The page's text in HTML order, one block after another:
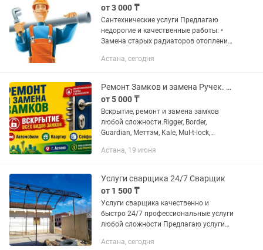
от 3 000 ₸
Сантехнические услуги Предлагаю
недорогие и качественные работы: •
Замена старых радиаторов отопления
полипропилен • Установка/замена
стиральной...
Астана, сегодня
Ремонт Замков и замена Ручек. Установка замков, Вскрытие замков дверей
от 5 000 ₸
Вскрытие, ремонт и замена замков
любой сложности.Rigger, Border,
Guardian, Меттэм, Kale, Mul-t-lock,
или заменить замок, сердцевину,
Астана, 19 июня
Услуги сварщика 24/7 Сварщик
от 1 500 ₸
Услуги сварщика качественно и
быстро 24/7 профессиональные услуги
любой сложности Предлагаю услуги
опытом работы. Выполняю сварочные
Астана, сегодня